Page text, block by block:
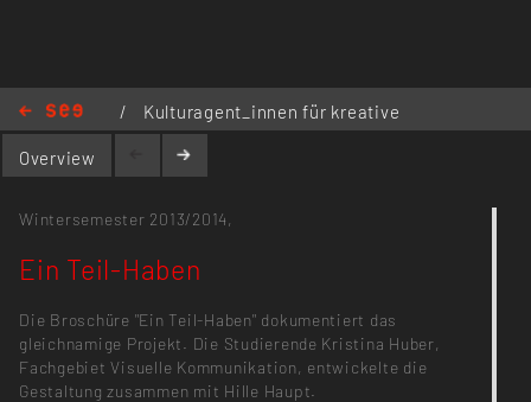
/
Kulturagent_innen für kreative
Schulen /
Overview
Wintersemester 2013/2014,
Ein Teil-Haben
Die Broschüre "Ein Teil-Haben" dokumentiert das
gleichnamige Projekt. Die Studierende Kristina Huber,
Fachgebiet Visuelle Kommunikation, entwickelte die
Gestaltung zusammen mit Hille Haupt.